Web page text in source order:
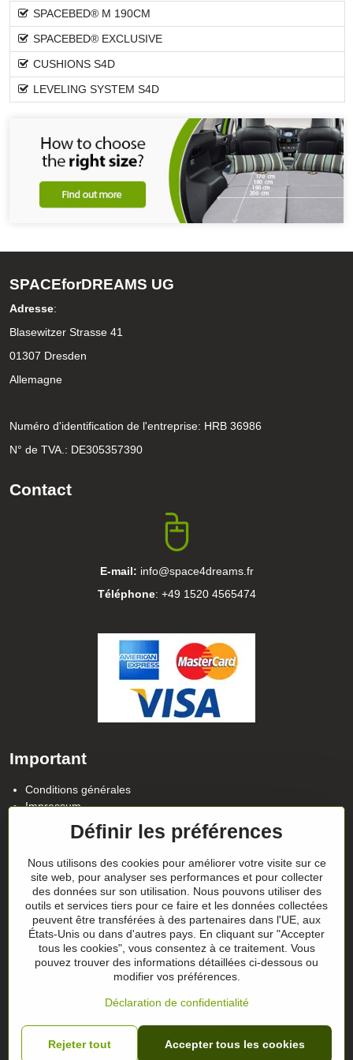
SPACEBED® M 190CM
SPACEBED® EXCLUSIVE
CUSHIONS S4D
LEVELING SYSTEM S4D
SPACEforDREAMS UG
Adresse:
Blasewitzer Strasse 41
01307 Dresden
Allemagne
Numéro d'identification de l'entreprise: HRB 36986
N° de TVA.: DE305357390
Contact
E-mail: info@space4dreams.fr
Téléphone: +49 1520 4565474
Important
Conditions générales
Impressum
Politique de confidentialité
Suivez notre actualité sur nos réseaux
Facebook Instagram
Conseils sur les cadeaux
Les chèques-cadeaux
©2026Copyright
Préférences en matière de confidentialité
Définir les préférences
Nous utilisons des cookies pour améliorer votre visite sur ce
site web, pour analyser ses performances et pour collecter
des données sur son utilisation. Nous pouvons utiliser des
outils et services tiers pour ce faire et les données collectées
peuvent être transférées à des partenaires dans l'UE, aux
États-Unis ou dans d'autres pays. En cliquant sur "Accepter
tous les cookies", vous consentez à ce traitement. Vous
pouvez trouver des informations détaillées ci-dessous ou
modifier vos préférences.
Déclaration de confidentialité
Accepter tous les cookies
Rejeter tout